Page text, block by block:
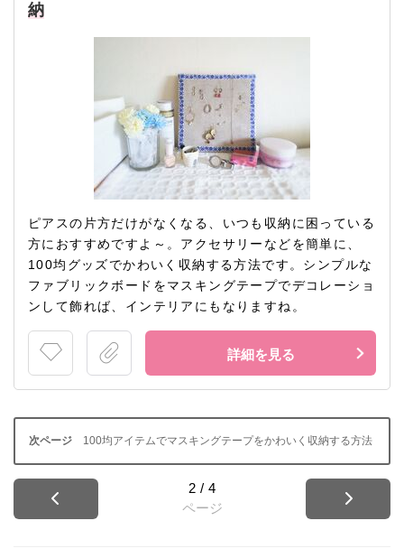
納
ピアスの片方だけがなくなる、いつも収納に困っている
方におすすめですよ～。アクセサリーなどを簡単に、
100均グッズでかわいく収納する方法です。シンプルな
ファブリックボードをマスキングテープでデコレーショ
ンして飾れば、インテリアにもなりますね。
詳細を見る
100均アイテムでマスキングテープをかわいく収納する方法
2 / 4
ページ